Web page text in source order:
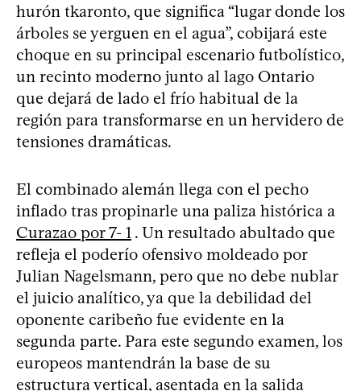
hurón tkaronto, que significa “lugar donde los
árboles se yerguen en el agua”, cobijará este
choque en su principal escenario futbolístico,
un recinto moderno junto al lago Ontario
que dejará de lado el frío habitual de la
región para transformarse en un hervidero de
tensiones dramáticas.
El combinado alemán llega con el pecho
inflado tras propinarle una paliza histórica a
Curazao por 7- 1 . Un resultado abultado que
refleja el poderío ofensivo moldeado por
Julian Nagelsmann, pero que no debe nublar
el juicio analítico, ya que la debilidad del
oponente caribeño fue evidente en la
segunda parte. Para este segundo examen, los
europeos mantendrán la base de su
estructura vertical, asentada en la salida